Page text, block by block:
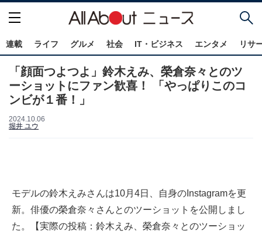
連載 ライフ グルメ 社会 IT・ビジネス エンタメ リサ
「顔面つよつよ」鈴木えみ、榮倉奈々とのツ
ーショットにファン歓喜！ 「やっぱりこのコ
ンビが１番！」
2024.10.06
堀井 ユウ
モデルの鈴木えみさんは10月4日、自身のInstagramを更
新。俳優の榮倉奈々さんとのツーショットを公開しまし
た。【実際の投稿：鈴木えみ、榮倉奈々とのツーショッ